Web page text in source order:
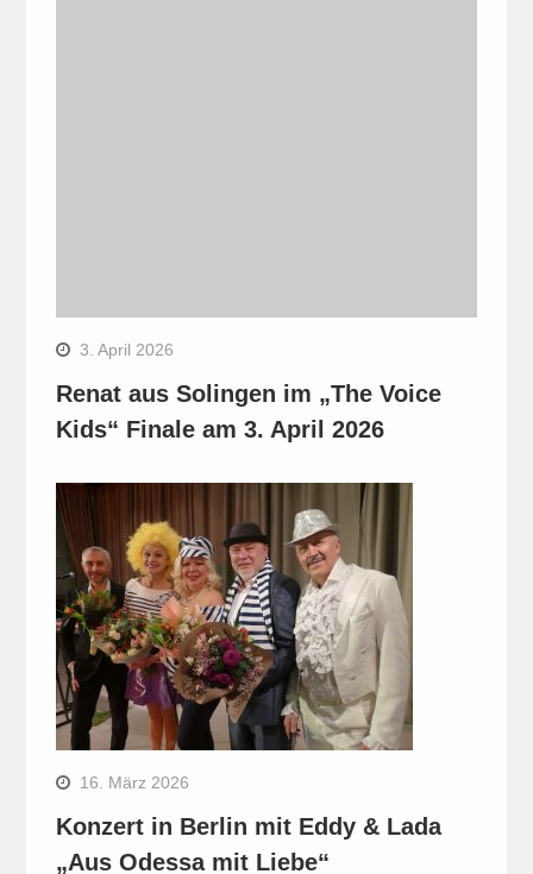
3. April 2026
Renat aus Solingen im „The Voice
Kids“ Finale am 3. April 2026
16. März 2026
Konzert in Berlin mit Eddy & Lada
„Aus Odessa mit Liebe“